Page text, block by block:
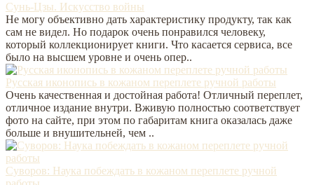
Сунь-Цзы. Искусство войны
Не могу объективно дать характеристику продукту, так как
сам не видел. Но подарок очень понравился человеку,
который коллекционирует книги. Что касается сервиса, все
было на высшем уровне и очень опер..
Русская иконопись в кожаном переплете ручной работы
Очень качественная и достойная работа! Отличный переплет,
отличное издание внутри. Вживую полностью соответствует
фото на сайте, при этом по габаритам книга оказалась даже
больше и внушительней, чем ..
Суворов: Наука побеждать в кожаном переплете ручной